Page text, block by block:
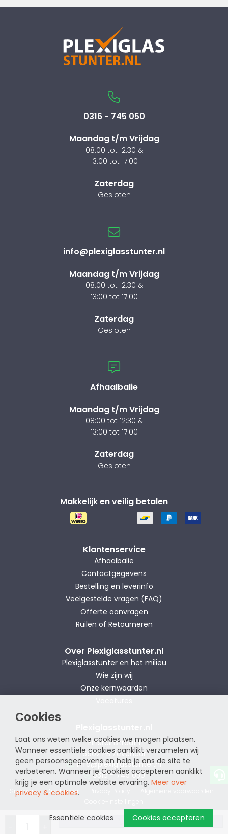
Cookies
Laat ons weten welke cookies we mogen plaatsen.
Wanneer essentiële cookies aanklikt verzamelen wij
geen persoonsgegevens en help je ons de site te
verbeteren. Wanneer je Cookies accepteren aanklikt
krijg je een optimale website ervaring. Meer over
privacy & cookies.
Cookies accepteren
Essentiële cookies
Bestellen
0316 - 745 050
Maandag t/m Vrijdag
08:00 tot 12:30 &
13:00 tot 17:00
Zaterdag
Gesloten
info@plexiglasstunter.nl
Maandag t/m Vrijdag
08:00 tot 12:30 &
13:00 tot 17:00
Zaterdag
Gesloten
Afhaalbalie
Maandag t/m Vrijdag
08:00 tot 12:30 &
13:00 tot 17:00
Zaterdag
Gesloten
Makkelijk en veilig betalen
Klantenservice
Afhaalbalie
Contactgegevens
Bestelling en leverinfo
Veelgestelde vragen (FAQ)
Offerte aanvragen
Ruilen of Retourneren
Over Plexiglasstunter.nl
Plexiglasstunter en het milieu
Wie zijn wij
Onze kernwaarden
Einsteinstraat 1
6902 PB Zevenaar
info@plexiglasstunter.nl
0316 - 745 050
Sitemap Disclaimer
website by